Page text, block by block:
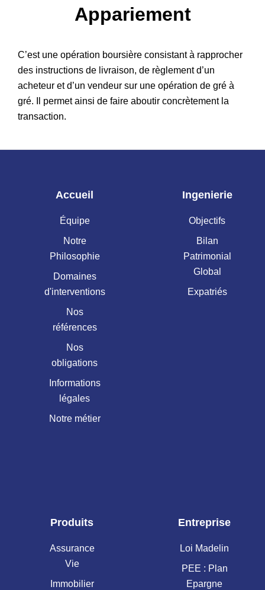
Patrimoine
Appariement
C’est une opération boursière consistant à rapprocher
des instructions de livraison, de règlement d’un
acheteur et d’un vendeur sur une opération de gré à
gré. Il permet ainsi de faire aboutir concrètement la
transaction.
Accueil
Équipe
Notre
Philosophie
Domaines
d'interventions
Nos
références
Nos
obligations
Informations
légales
Notre métier
Ingenierie
Objectifs
Bilan
Patrimonial
Global
Expatriés
Produits
Assurance
Vie
Immobilier
Entreprise
Loi Madelin
PEE : Plan
Epargne